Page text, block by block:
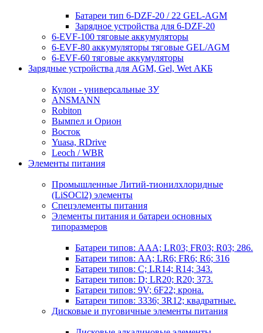
Батареи тип 6-DZF-20 / 22 GEL-AGM
Зарядное устройства для 6-DZF-20
6-EVF-100 тяговые аккумуляторы
6-EVF-80 аккумуляторы тяговые GEL/AGM
6-EVF-60 тяговые аккумуляторы
Зарядные устройства для AGM, Gel, Wet АКБ
Кулон - универсальные ЗУ
ANSMANN
Robiton
Вымпел и Орион
Восток
Yuasa, RDrive
Leoch / WBR
Элементы питания
Промышленные Литий-тионилхлоридные
(LiSOCl2) элементы
Спецэлементы питания
Элементы питания и батареи основных
типоразмеров
Батареи типов: AAA; LR03; FR03; R03; 286.
Батареи типов: AA; LR6; FR6; R6; 316
Батареи типов: C; LR14; R14; 343.
Батареи типов: D; LR20; R20; 373.
Батареи типов: 9V; 6F22; крона.
Батареи типов: 3336; 3R12; квадратные.
Дисковые и пуговичные элементы питания